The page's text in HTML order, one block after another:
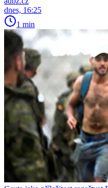
dnes, 16:25
1 min